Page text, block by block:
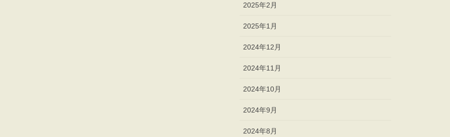
2025年2月
2025年1月
2024年12月
2024年11月
2024年10月
2024年9月
2024年8月